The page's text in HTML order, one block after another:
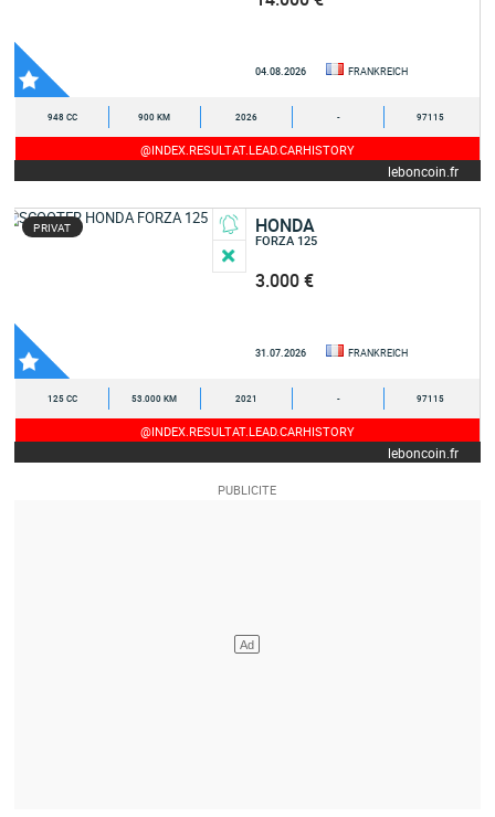
04.08.2026 FRANKREICH
948 CC 900 KM 2026 - 97115
@INDEX.RESULTAT.LEAD.CARHISTORY
leboncoin.fr
PRIVAT HONDA
FORZA 125
3.000 €
31.07.2026 FRANKREICH
125 CC 53.000 KM 2021 - 97115
@INDEX.RESULTAT.LEAD.CARHISTORY
leboncoin.fr